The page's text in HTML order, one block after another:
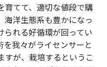
育てて、適切な値段で購
海洋生態系も豊かになっ
られる好循環が回ってい
を我々がライセンサーと
すが、栽培するというこ